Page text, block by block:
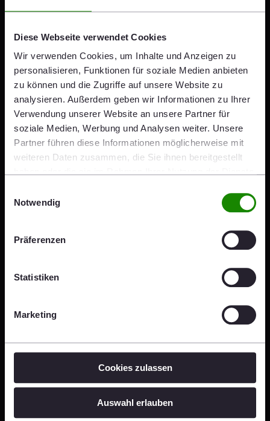
Diese Webseite verwendet Cookies
Wir verwenden Cookies, um Inhalte und Anzeigen zu
personalisieren, Funktionen für soziale Medien anbieten
zu können und die Zugriffe auf unsere Website zu
analysieren. Außerdem geben wir Informationen zu Ihrer
Verwendung unserer Website an unsere Partner für
soziale Medien, Werbung und Analysen weiter. Unsere
Partner führen diese Informationen möglicherweise mit
weiteren Daten zusammen, die Sie ihnen bereitgestellt
Notwendig
Präferenzen
Statistiken
Marketing
Cookies zulassen
Auswahl erlauben
Information for Investors &